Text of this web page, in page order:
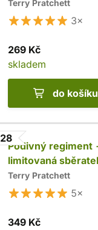
Terry Pratchett
3×
269 Kč
skladem
do košíku
28
Podivný regiment
limitovaná
edice
Terry Pratchett
5×
349 Kč